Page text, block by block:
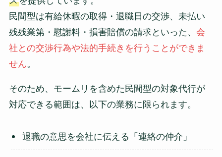
民間型は有給休暇の取得・退職日の交渉、未払い
残残業第・慰謝料・損害賠償の請求といった、 会
社との交渉行為や法的手続きを行うことができま
せん。
そのため、モームリを含めた民間型の対象代行が
対応できる範囲は、以下の業務に限られます。
退職の意思を会社に伝える「連絡の仲介」